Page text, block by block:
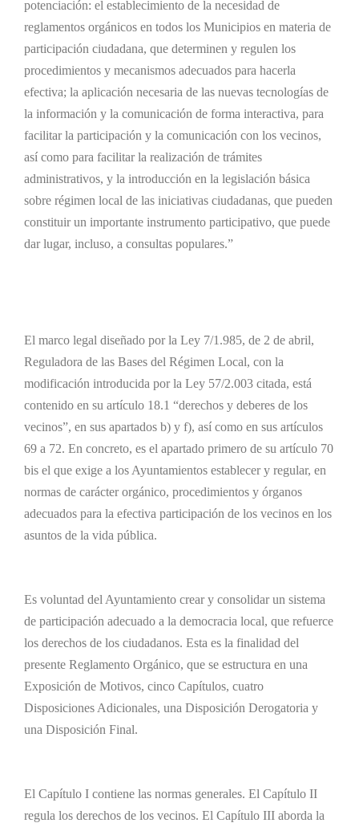
potenciación: el establecimiento de la necesidad de
reglamentos orgánicos en todos los Municipios en materia de
participación ciudadana, que determinen y regulen los
procedimientos y mecanismos adecuados para hacerla
efectiva; la aplicación necesaria de las nuevas tecnologías de
la información y la comunicación de forma interactiva, para
facilitar la participación y la comunicación con los vecinos,
así como para facilitar la realización de trámites
administrativos, y la introducción en la legislación básica
sobre régimen local de las iniciativas ciudadanas, que pueden
constituir un importante instrumento participativo, que puede
dar lugar, incluso, a consultas populares.”
El marco legal diseñado por la Ley 7/1.985, de 2 de abril,
Reguladora de las Bases del Régimen Local, con la
modificación introducida por la Ley 57/2.003 citada, está
contenido en su artículo 18.1 “derechos y deberes de los
vecinos”, en sus apartados b) y f), así como en sus artículos
69 a 72. En concreto, es el apartado primero de su artículo 70
bis el que exige a los Ayuntamientos establecer y regular, en
normas de carácter orgánico, procedimientos y órganos
adecuados para la efectiva participación de los vecinos en los
asuntos de la vida pública.
Es voluntad del Ayuntamiento crear y consolidar un sistema
de participación adecuado a la democracia local, que refuerce
los derechos de los ciudadanos. Esta es la finalidad del
presente Reglamento Orgánico, que se estructura en una
Exposición de Motivos, cinco Capítulos, cuatro
Disposiciones Adicionales, una Disposición Derogatoria y
una Disposición Final.
El Capítulo I contiene las normas generales. El Capítulo II
regula los derechos de los vecinos. El Capítulo III aborda la